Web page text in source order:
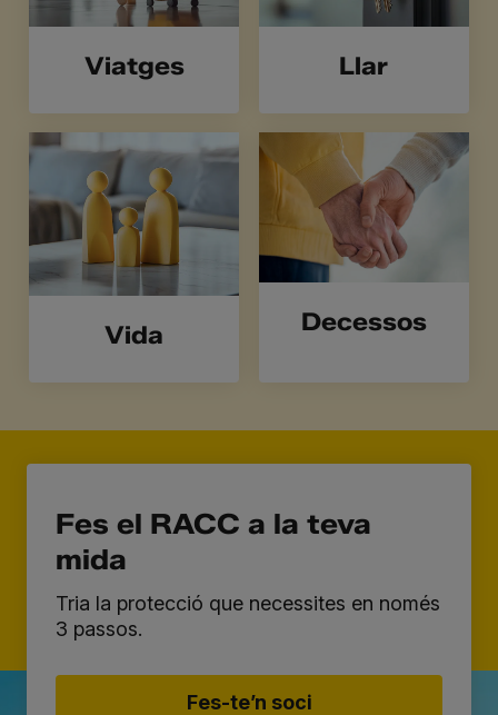
Viatges Llar
Vida Decessos
Fes el RACC a la teva
mida
Tria la protecció que necessites en només
3 passos.
Fes-te’n soci